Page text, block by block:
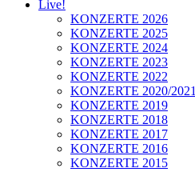
Live!
KONZERTE 2026
KONZERTE 2025
KONZERTE 2024
KONZERTE 2023
KONZERTE 2022
KONZERTE 2020/2021
KONZERTE 2019
KONZERTE 2018
KONZERTE 2017
KONZERTE 2016
KONZERTE 2015